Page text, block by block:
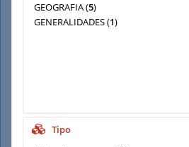
GEOGRAFIA(5)
GENERALIDADES(1)
Tipo